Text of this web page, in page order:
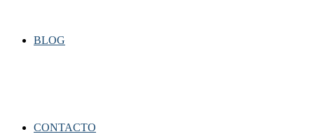
BLOG
CONTACTO